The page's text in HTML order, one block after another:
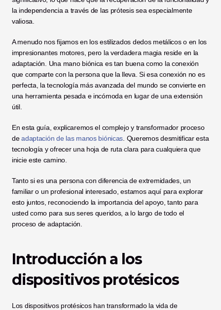
la independencia a través de las prótesis sea especialmente
valiosa.
A menudo nos fijamos en los estilizados dedos metálicos o en los
impresionantes motores, pero la verdadera magia reside en la
adaptación. Una mano biónica es tan buena como la conexión
que comparte con la persona que la lleva. Si esa conexión no es
perfecta, la tecnología más avanzada del mundo se convierte en
una herramienta pesada e incómoda en lugar de una extensión
útil.
En esta guía, explicaremos el complejo y transformador proceso
de adaptación de las manos biónicas . Queremos desmitificar esta
tecnología y ofrecer una hoja de ruta clara para cualquiera que
inicie este camino.
Tanto si es una persona con diferencia de extremidades, un
familiar o un profesional interesado, estamos aquí para explorar
esto juntos, reconociendo la importancia del apoyo, tanto para
usted como para sus seres queridos, a lo largo de todo el
proceso de adaptación.
Introducción a los
dispositivos protésicos
Los dispositivos protésicos han transformado la vida de